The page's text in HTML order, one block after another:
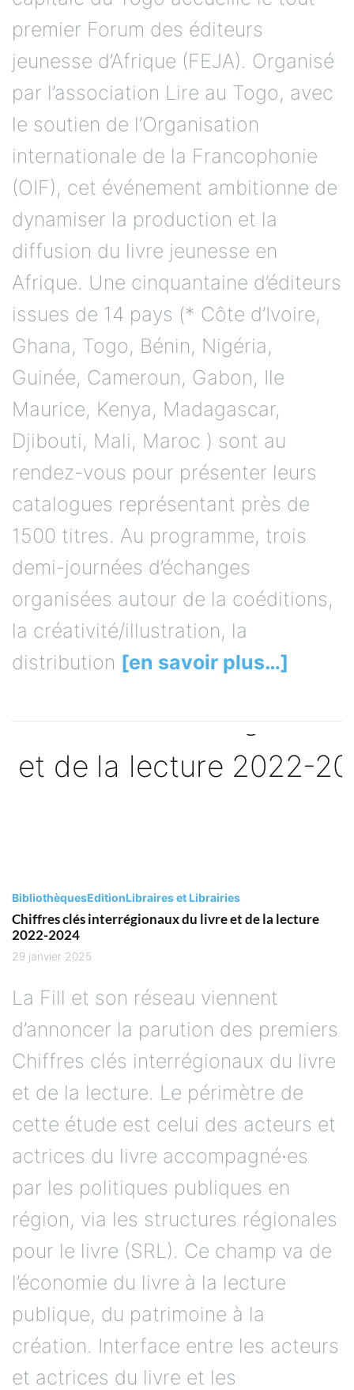
premier Forum des éditeurs
jeunesse d’Afrique (FEJA). Organisé
par l’association Lire au Togo, avec
le soutien de l’Organisation
internationale de la Francophonie
(OIF), cet événement ambitionne de
dynamiser la production et la
diffusion du livre jeunesse en
Afrique. Une cinquantaine d’éditeurs
issues de 14 pays (* Côte d’Ivoire,
Ghana, Togo, Bénin, Nigéria,
Guinée, Cameroun, Gabon, Ile
Maurice, Kenya, Madagascar,
Djibouti, Mali, Maroc ) sont au
rendez-vous pour présenter leurs
catalogues représentant près de
1500 titres. Au programme, trois
demi-journées d’échanges
organisées autour de la coéditions,
la créativité/illustration, la
distribution [en savoir plus…]
BibliothèquesEditionLibraires et Librairies
Chiffres clés interrégionaux du livre et de la lecture
2022-2024
29 janvier 2025
La Fill et son réseau viennent
d’annoncer la parution des premiers
Chiffres clés interrégionaux du livre
et de la lecture. Le périmètre de
cette étude est celui des acteurs et
actrices du livre accompagné∙es
par les politiques publiques en
région, via les structures régionales
pour le livre (SRL). Ce champ va de
l’économie du livre à la lecture
publique, du patrimoine à la
création. Interface entre les acteurs
et actrices du livre et les